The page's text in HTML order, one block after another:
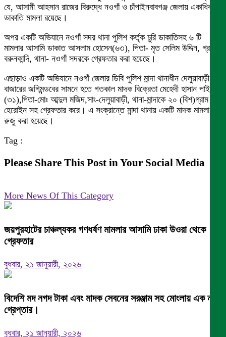
যে, আসামী আহসান রাজের বিরুদ্ধে নওগাঁ ও চাঁপাইনবাবগঞ্জ জেলায় একাধিক
ডাকাতি মামলা রয়েছে।
অপর একটি অভিযানে নওগাঁ সদর থানা পুলিশ কর্তৃক চুরি ডাকাতিসহ ৬ টি
মামলার আসামি ডাকাত আসলাম হোসেন(৬৩), পিতা- মৃত সেলিম উদ্দিন, গ্রাম-
বরুনকান্দি, থানা- নওগাঁ সদরকে গ্রেফতার করা হয়েছে।
এছাড়াও একটি অভিযানে নওগাঁ জেলার ডিবি পুলিশ মান্দা থানাধীন দেলুয়াবাড়ী
বাজারের জগিমন্ডবের সামনে হতে গতকাল মাদক বিক্রেতা মেহেদী হাসান পাইলট
(৩১),পিতা-মোঃ আব্দুল মজিদ,সাং-দেলুয়াবাড়ী, থানা-মান্দাকে ২০ (বিশ)গ্রাম
হেরোইন সহ গ্রেফতার করে। এ সংক্রান্তে মান্দা থানায় একটি মাদক মামলা
রুজু করা হয়েছে।
Tag :
Please Share This Post in Your Social Media
More News Of This Category
জয়পুরহাটের চাঞ্চল্যকর গণধর্ষণ মামলার আসামি ঢাকা উওরা থেকে
গ্রেফতার
বুধবার, ২১ জানুয়ারী, ২০২৬
বিদেশি মদ নগদ টাকা এবং মাদক সেবনের সরঞ্জাম সহ মোংলায় এক নারী
গ্রেপ্তার।
বুধবার, ২১ জানুয়ারী, ২০২৬